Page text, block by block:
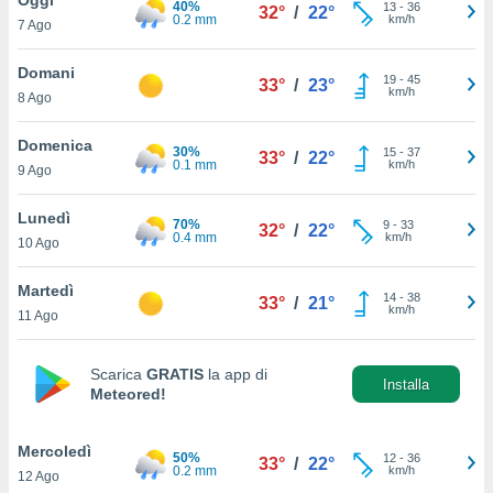
è
al sito
di
ci
di
il
un
la
nella
7 Ago
40%
0.2 mm
32° / 22° 13- 36
km/h
Domani
8 Ago
33° / 23° 19- 45
km/h
Domenica
9 Ago
30%
0.1 mm
33° / 22° 15- 37
km/h
Lunedì
10 Ago
70%
0.4 mm
32° / 22° 9- 33
km/h
Martedì
11 Ago
33° / 21° 14- 38
km/h
Scarica GRATIS la app di
Meteored!
Installa
Mercoledì
12 Ago
50%
0.2 mm
33° / 22° 12- 36
km/h